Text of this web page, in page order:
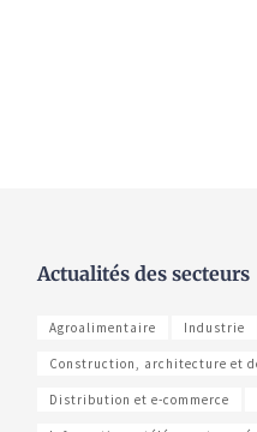
Actualités des secteurs
Agroalimentaire Industrie
Construction, architecture et
Distribution et e-commerce